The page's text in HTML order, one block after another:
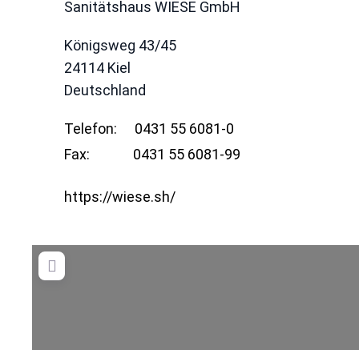
Sanitätshaus WIESE GmbH
Königsweg 43/45
24114 Kiel
Deutschland
Telefon:
0431 55 6081-0
Fax:
0431 55 6081-99
https://wiese.sh/